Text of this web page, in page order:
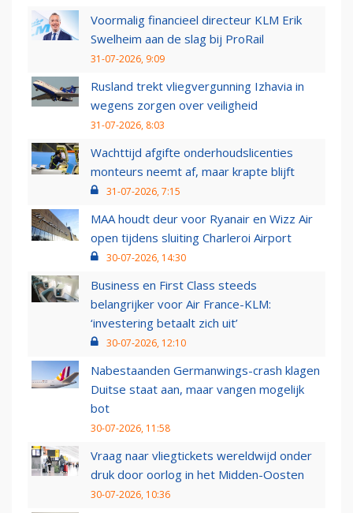
Voormalig financieel directeur KLM Erik
Swelheim aan de slag bij ProRail
31-07-2026, 9:09
Rusland trekt vliegvergunning Izhavia in
wegens zorgen over veiligheid
31-07-2026, 8:03
Wachttijd afgifte onderhoudslicenties
monteurs neemt af, maar krapte blijft
31-07-2026, 7:15
MAA houdt deur voor Ryanair en Wizz Air
open tijdens sluiting Charleroi Airport
30-07-2026, 14:30
Business en First Class steeds
belangrijker voor Air France-KLM:
‘investering betaalt zich uit’
30-07-2026, 12:10
Nabestaanden Germanwings-crash klagen
Duitse staat aan, maar vangen mogelijk
bot
30-07-2026, 11:58
Vraag naar vliegtickets wereldwijd onder
druk door oorlog in het Midden-Oosten
30-07-2026, 10:36